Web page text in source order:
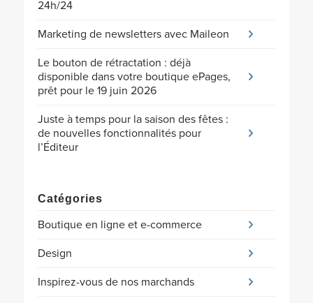
24h/24
Marketing de newsletters avec Maileon
Le bouton de rétractation : déjà
disponible dans votre boutique ePages,
prêt pour le 19 juin 2026
Juste à temps pour la saison des fêtes :
de nouvelles fonctionnalités pour
l’Éditeur
Catégories
Boutique en ligne et e-commerce
Design
Inspirez-vous de nos marchands